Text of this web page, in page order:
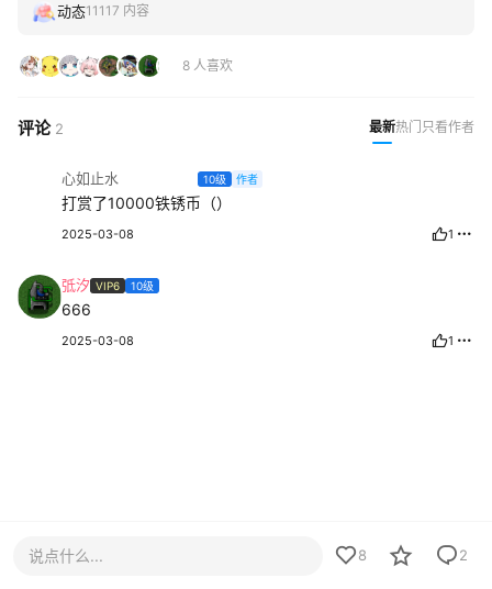
动态11117 内容
8 人喜欢
评论 2 最新热门 只看作者
心如止水ᅟᅟᅟᅟᅟᅟ 10级 作者
打赏了10000铁锈币（）
2025-03-08 1
弤汐 VIP6 10级
666
2025-03-08 1
说点什么... 8 2